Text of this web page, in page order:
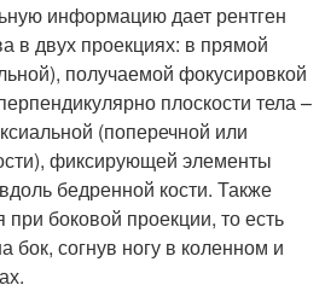
информацию дает рентген
в двух проекциях: в прямой
получаемой фокусировкой
плоскости тела –
(поперечной или
фиксирующей элементы
бедренной кости. Также
боковой проекции, то есть
бок, согнув ногу в коленном и